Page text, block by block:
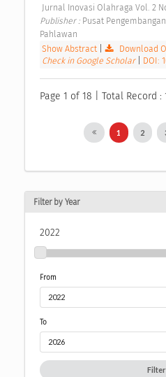
Jurnal Inovasi Olahraga Vol. 2
Publisher : Pusat
Pahlawan
Show Abstract| Download
Check in Google Scholar
DOI:
Page 1 of 18 | Total Record :
1 2
Filter by Year
2022
From
To
Filter